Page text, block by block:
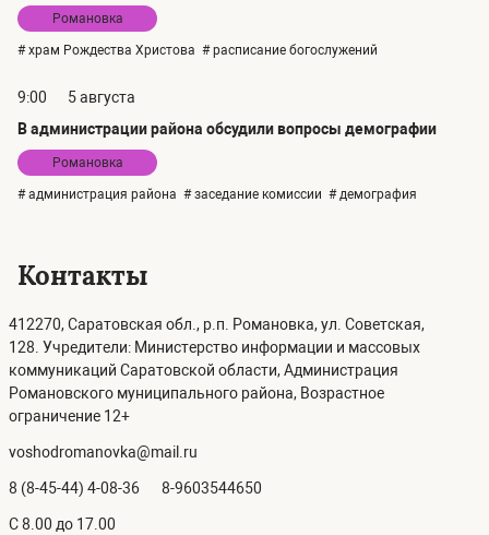
Романовка
# храм Рождества Христова # расписание богослужений
9:00
5 августа
В администрации района обсудили вопросы демографии
Романовка
# администрация района # заседание комиссии # демография
Контакты
412270, Саратовская обл., р.п. Романовка, ул. Советская,
128. Учредители: Министерство информации и массовых
коммуникаций Саратовской области, Администрация
Романовского муниципального района, Возрастное
ограничение 12+
voshodromanovka@mail.ru
8 (8-45-44) 4-08-36 8-9603544650
C 8.00 до 17.00